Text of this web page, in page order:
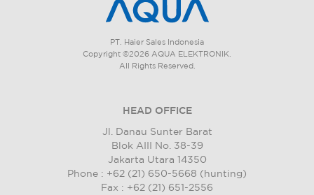
PT. Haier Sales Indonesia
Copyright ©2026 AQUA ELEKTRONIK.
All Rights Reserved.
HEAD OFFICE
Jl. Danau Sunter Barat
Blok AIII No. 38-39
Jakarta Utara 14350
Phone : +62 (21) 650-5668 (hunting)
Fax : +62 (21) 651-2556